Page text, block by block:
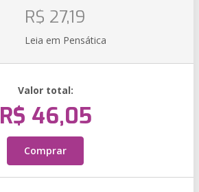
R$ 27,19
Leia em Pensática
Valor total:
R$ 46,05
Comprar